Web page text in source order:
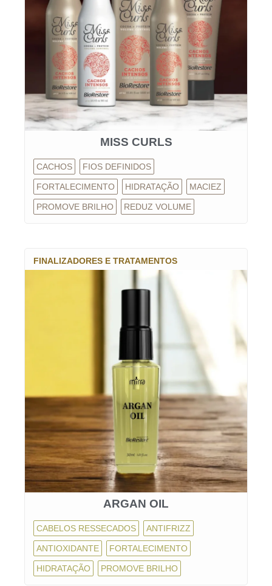
MISS CURLS
CACHOS FIOS DEFINIDOS
FORTALECIMENTO HIDRATAÇÃO MACIEZ
PROMOVE BRILHO REDUZ VOLUME
FINALIZADORES E TRATAMENTOS
ARGAN OIL
CABELOS RESSECADOS ANTIFRIZZ
ANTIOXIDANTE FORTALECIMENTO
HIDRATAÇÃO PROMOVE BRILHO